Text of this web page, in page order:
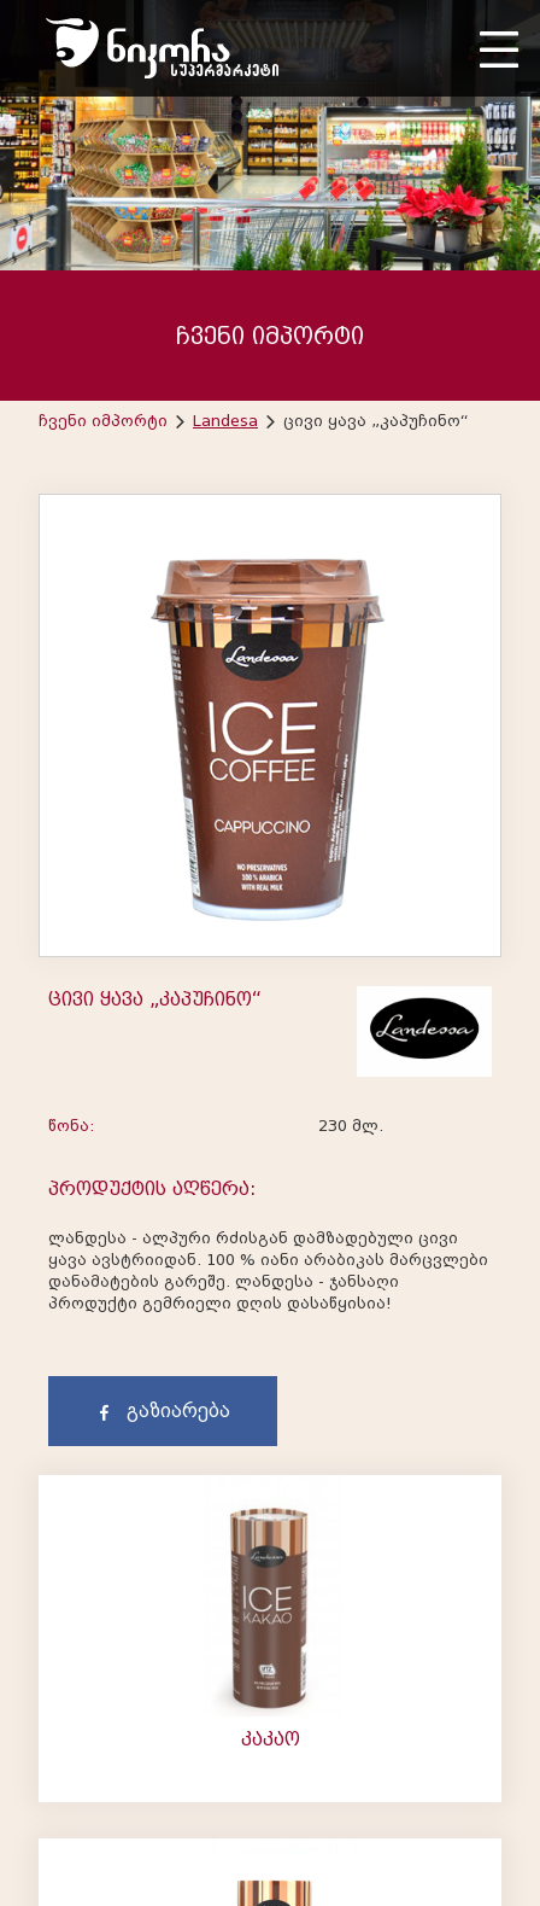
ჩვენი იმპორტი
ჩვენი იმპორტი Landesa ცივი ყავა „კაპუჩინო“
ცივი ყავა „კაპუჩინო“
წონა: 230 მლ.
პროდუქტის აღწერა:
ლანდესა - ალპური რძისგან დამზადებული ცივი
ყავა ავსტრიიდან. 100 % იანი არაბიკას მარცვლები
დანამატების გარეშე. ლანდესა - ჯანსაღი
პროდუქტი გემრიელი დღის დასაწყისია!
გაზიარება
კაკაო